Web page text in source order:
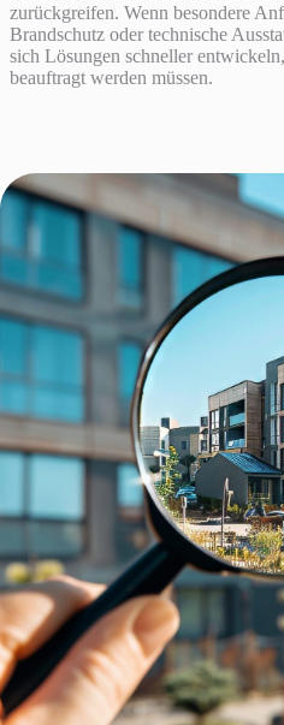
zurückgreifen. Wenn besondere
Brandschutz oder technische
sich Lösungen schneller
beauftragt werden müssen.